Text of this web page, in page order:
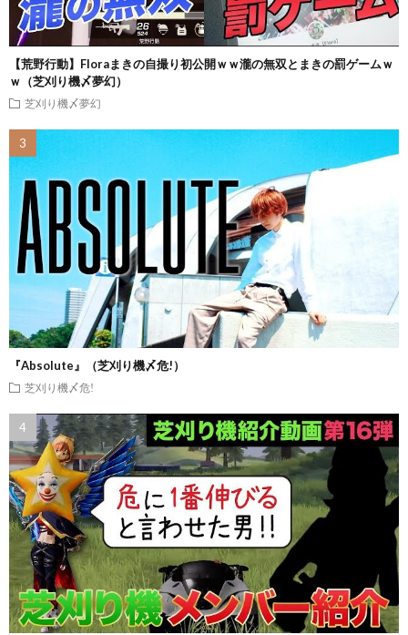
【荒野行動】Floraまきの自撮り初公開ｗｗ瀧の無双とまきの罰ゲームｗ
ｗ（芝刈り機〆夢幻）
芝刈り機〆夢幻
『Absolute』（芝刈り機〆危!）
芝刈り機〆危!